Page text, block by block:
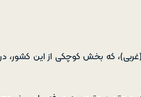
که بخش کوچکی از این کشور،